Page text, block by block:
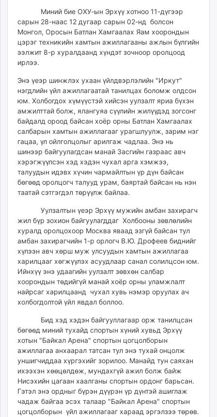
mnb.mn
Livetv.mn
Eguur.mn
24tsag.mn
shuud.mn
eagle.mn
ergelt.mn
zarig.mn
today.mn
zuv.mn
mminfo.mn
ugluu.mn
urlag.mn
unen.mn
asu.mn
shuurhai.mn
unuudur.mn
isee.mn
mglradio.com
fact.mn
itoim.mn
tumen.mn
shuum.mn
tvmongolia.mn
mass.mn
assa.mn
toim.mn
tac.mn
paparazzi.mn
unread.today
Миний бие ОХУ-ын Эрхүү хотноо 11-дүгээр
сарын 28-наас 12 дугаар сарын 02-нд болсон
Монгол, Оросын Батлан Хамгаалах Яам хоорондын
цэрэг техникийн хамтын ажиллагааны ажлын бүлгийн
ээлжит 8-р хуралдаанд хүндэт зочноор оролцоод
ирлээ.
Энэ үеэр шинжлэх ухаан үйлдвэрлэлийн "Иркут"
нэгдлийн үйл ажиллагаатай танилцах боломж олдсон
юм. Холбогдох хүмүүстэй хийсэн уулзалт яриа бүхэн
амжилттай болж, ялангуяа сүүлийн жилүүдэд зогсонг
байдалд ороод байсан хоёр орны Батлан Хамгаалах
салбарын хамтын ажиллагааг урагшлуулж, зарим нэг
гацаа, үл ойлголцолыг арилгаж чадлаа. Энэ нь
шинээр байгуулагдсан манай Засгийн газраас авч
хэрэгжүүлсэн хэд хэдэн чухал арга хэмжээ,
талуудын идэвх хүчин чармайлтын үр дүн байсан
бөгөөд оролцогч талууд урам, баяртай байсан нь нэн
таатай сэтгэгдэл төрүүлж байлаа.
Уулзалтын үеэр Эрхүү мужийн амбан захирагч
жил бүр зохион байгуулагддаг Холбооны зөвлөлийн
хуралд оролцохоор Москва яваад эзгүй байсан тул
амбан захирагчийн 1-р орлогч В.Ю. Дрофеев биднийг
хүлээн авч хөрш муж улсуудын хамтын ажиллагаа
харилцааг хөгжүүлэх асуудлаар санал солилцсон юм.
Ийнхүү энэ удаагийн уулзалт зөвхөн салбар
хоорондын төдийгүй манай хоёр орны уламжлалт
найрсаг харилцаанд чухал хувь нэмэр оруулах ач
холбогдолтой үйл явдал боллоо.
Бид хэд хэдэн байгууллагаар орж танилцсан
бөгөөд миний тухайд спортын хүний хувьд Эрхүү
хотын "Байкал Арена" спортын цогцолборын
ажиллагаа анхаарал татсан тул энэ тухай онцолж
уншигчиддаа хүргэхийг зорилоо. Манайд тун саяхан
ихээхэн хөөцөлдөж, мундахгүй ажил болж байж
Нисэхийн цагаан хаалганы спортын ордонг барьсан.
Гэтэл энэ ордныг бүрэн дүүрэн үр дүнтэй ашиглаж
чадаж байгаа эсэх талаар "Байкал Арена" спортын
цогцолборын үйл ажиллагааг хараад эргэлзээ төрөв.